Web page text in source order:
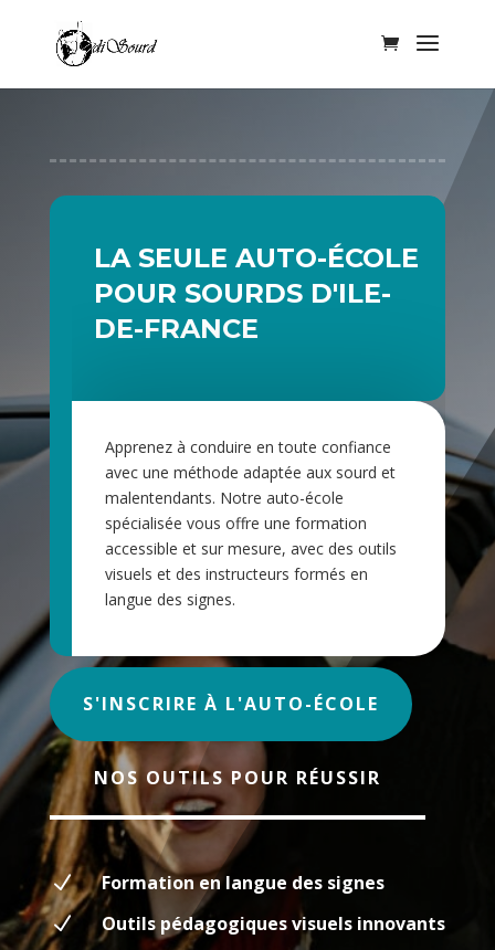
LA SEULE AUTO-ÉCOLE
POUR SOURDS D'ILE-
DE-FRANCE
Apprenez à conduire en toute confiance
avec une méthode adaptée aux sourd et
malentendants. Notre auto-école
spécialisée vous offre une formation
accessible et sur mesure, avec des outils
visuels et des instructeurs formés en
langue des signes.
S'INSCRIRE À L'AUTO-ÉCOLE
NOS OUTILS POUR RÉUSSIR
N
Formation en langue des signes
N
Outils pédagogiques visuels innovants